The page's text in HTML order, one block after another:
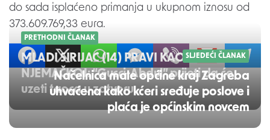
do sada isplaćeno primanja u ukupnom iznosu od
373.609.769,33 eura.
Post
PRETHODNI ČLANAK
MLADI SIRIJAC (14) PRAVI KAOS U
NJEMAČKOJ: “Gucci-Abdul” prijeti da će
uzeti taoca u zatvoru
SLJEDEĆI ČLANAK
Načelnica male općine kraj Zagreba
uhvaćena kako kćeri sređuje poslove i
plaća je općinskim novcem